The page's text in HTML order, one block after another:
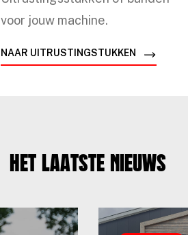
voor jouw machine.
NAAR UITRUSTINGSTUKKEN
Het laatste nieuws